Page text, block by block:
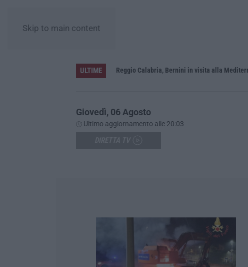
Skip to main content
ULTIME
Giovedì, 06 Agosto
Ultimo aggiornamento alle 20:03